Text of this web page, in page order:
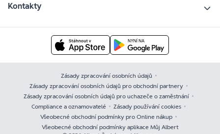
Kontakty
Zásady zpracování osobních údajů
Zásady zpracování osobních údajů pro obchodní partnery
Zásady zpracování osobních údajů pro uchazeče o zaměstnání
Compliance a oznamovatelé
Zásady používání cookies
Všeobecné obchodní podmínky pro Online nákup
Všeobecné obchodní podmínky aplikace Můj Albert